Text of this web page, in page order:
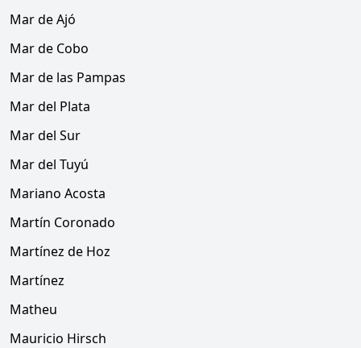
Mar de Ajó
Mar de Cobo
Mar de las Pampas
Mar del Plata
Mar del Sur
Mar del Tuyú
Mariano Acosta
Martín Coronado
Martínez de Hoz
Martínez
Matheu
Mauricio Hirsch